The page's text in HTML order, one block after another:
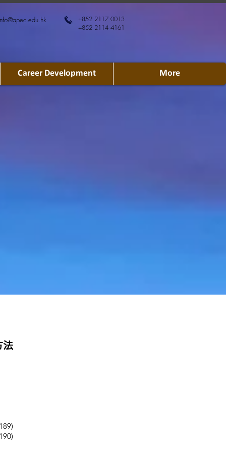
+852 2117 0013
+852 2114 4161
Career Development More
法